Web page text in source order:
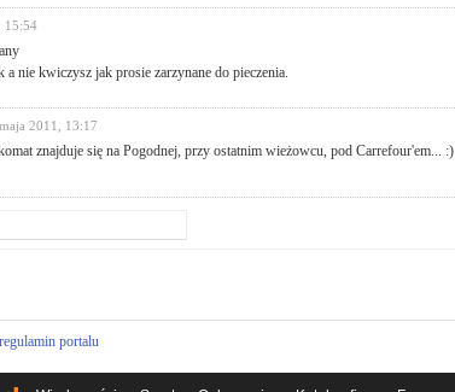
15:54
a nie kwiczysz jak prosie zarzynane do pieczenia.
2011, 13:17
znajduje się na Pogodnej, przy ostatnim wieżowcu, pod Carrefour'em... :)
regulamin portalu